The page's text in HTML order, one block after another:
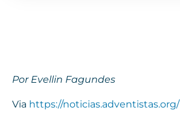
Por Evellin Fagundes
Via https://noticias.adventistas.org/